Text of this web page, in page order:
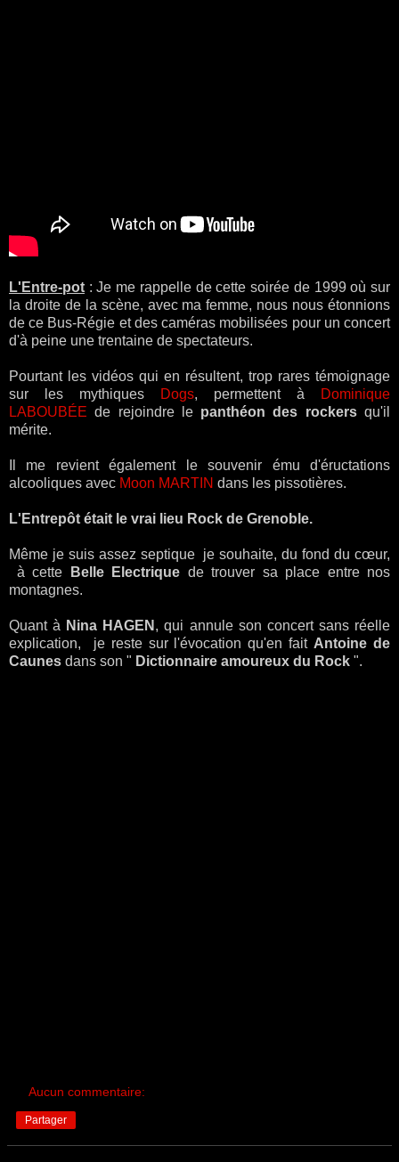
L'Entre-pot : Je me rappelle de cette soirée de 1999 où sur
la droite de la scène, avec ma femme, nous nous étonnions
de ce Bus-Régie et des caméras mobilisées pour un concert
d'à peine une trentaine de spectateurs.
Pourtant les vidéos qui en résultent, trop rares témoignage
sur les mythiques
Dogs, permettent à
Dominique
LABOUBÉE de rejoindre le panthéon des rockersqu'il
mérite.
Il me revient également le souvenir ému d'éructations
alcooliques avec Moon MARTIN dans les pissotières.
L'Entrepôt était le vrai lieu Rock de Grenoble.
Même je suis assez septique je souhaite, du fond du cœur,
à cette
Belle Electrique de trouver sa place entre nos
montagnes.
Quant à Nina HAGEN , qui annule son concert sans réelle
explication, je reste sur l'évocation qu'en fait Antoine de
Caunes dans son " Dictionnaire amoureux du Rock ".
Aucun commentaire:
Partager